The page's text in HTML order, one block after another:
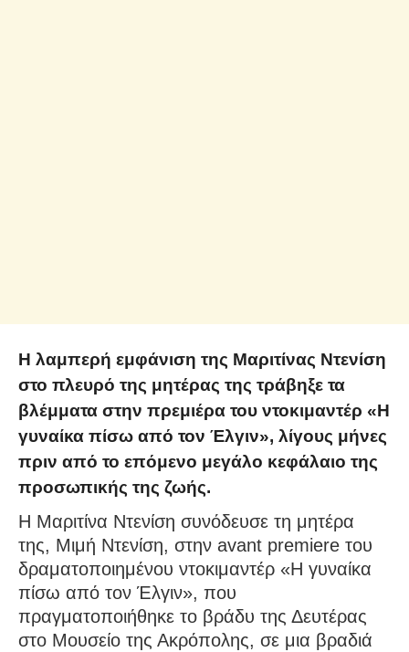
Η λαμπερή εμφάνιση της Μαριτίνας Ντενίση
στο πλευρό της μητέρας της τράβηξε τα
βλέμματα στην πρεμιέρα του ντοκιμαντέρ «Η
γυναίκα πίσω από τον Έλγιν», λίγους μήνες
πριν από το επόμενο μεγάλο κεφάλαιο της
προσωπικής της ζωής.
Η Μαριτίνα Ντενίση συνόδευσε τη μητέρα
της, Μιμή Ντενίση, στην avant premiere του
δραματοποιημένου ντοκιμαντέρ «Η γυναίκα
πίσω από τον Έλγιν», που
πραγματοποιήθηκε το βράδυ της Δευτέρας
στο Μουσείο της Ακρόπολης, σε μια βραδιά